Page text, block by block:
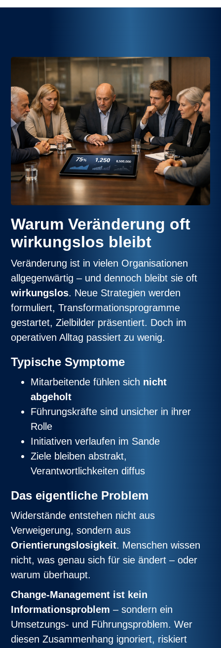
Warum Veränderung oft
wirkungslos bleibt
Veränderung ist in vielen Organisationen
allgegenwärtig – und dennoch bleibt sie oft
wirkungslos. Neue Strategien werden
formuliert, Transformationsprogramme
gestartet, Zielbilder präsentiert. Doch im
operativen Alltag passiert zu wenig.
Typische Symptome
Mitarbeitende fühlen sich nicht
abgeholt
Führungskräfte sind unsicher in ihrer
Rolle
Initiativen verlaufen im Sande
Ziele bleiben abstrakt,
Verantwortlichkeiten diffus
Das eigentliche Problem
Widerstände entstehen nicht aus
Verweigerung, sondern aus
Orientierungslosigkeit. Menschen wissen
nicht, was genau sich für sie ändert – oder
warum überhaupt.
Change-Management ist kein
Informationsproblem – sondern ein
Umsetzungs- und Führungsproblem. Wer
diesen Zusammenhang ignoriert, riskiert